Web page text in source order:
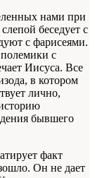
нами при
беседует с
с фарисеями.
с
Иисуса. Все
в котором
лично,
бывшего
факт
Он не дает